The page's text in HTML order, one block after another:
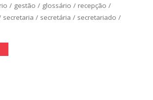
/ gestão / glossário / recepção /
secretaria / secretária / secretariado /